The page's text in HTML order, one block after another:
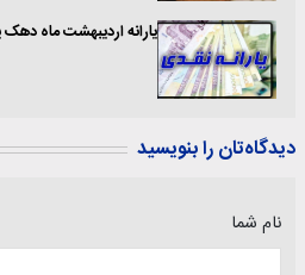
یارانه اردیبهشت ماه دهک یک تا 3
دیدگاه‌تان را بنویسید
نام شما